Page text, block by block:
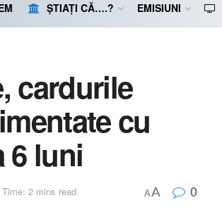
ȘTIAȚI CĂ….? EMISIUNI
cardurile
cu
6 luni
Time: 2 mins read AA 0